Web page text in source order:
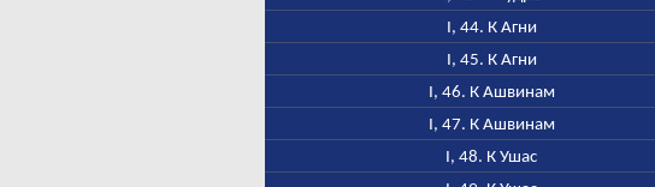
I, 44. К Агни
I, 45. К Агни
I, 46. К Ашвинам
I, 47. К Ашвинам
I, 48. К Ушас